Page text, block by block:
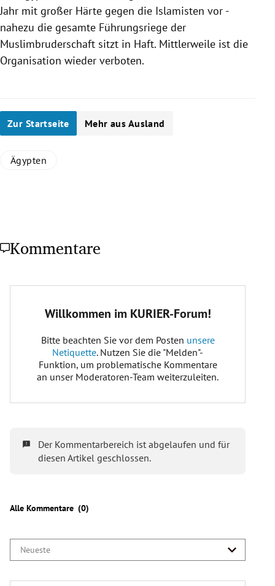
Jahr mit großer Härte gegen die Islamisten vor -
nahezu die gesamte Führungsriege der
Muslimbruderschaft sitzt in Haft. Mittlerweile ist die
Organisation wieder verboten.
Zur Startseite Mehr aus Ausland
Ägypten
Kommentare